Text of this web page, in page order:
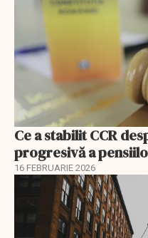
Ce a stabilit CCR
progresivă a
16 FEBRUARIE 2026